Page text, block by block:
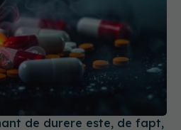
de durere este, de fapt,